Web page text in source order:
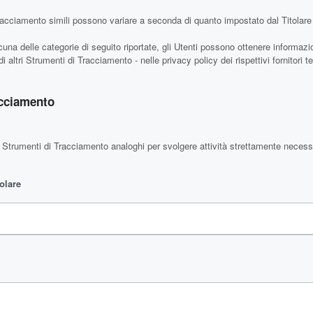
simili possono variare a seconda di quanto impostato dal
delle categorie di seguito riportate, gli Utenti possono ottenere
altri Strumenti di Tracciamento - nelle privacy policy dei rispettivi fornitori
di Tracciamento analoghi per svolgere attività strettamente